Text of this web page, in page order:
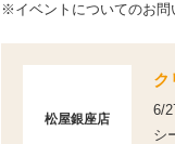
※イベントについてのお問
松屋銀座店
ク
6/
シ